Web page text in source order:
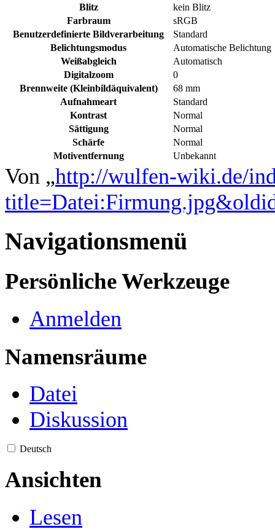
Blitz
kein Blitz
Farbraum
sRGB
Benutzerdefinierte Bildverarbeitung
Standard
Belichtungsmodus
Automatische Belichtung
Weißabgleich
Automatisch
Digitalzoom
0
Brennweite (Kleinbildäquivalent)
68 mm
Aufnahmeart
Standard
Kontrast
Normal
Sättigung
Normal
Schärfe
Normal
Motiventfernung
Unbekannt
Von „http://wulfen-wiki.de/
Navigationsmenü
Persönliche Werkzeuge
Anmelden
Namensräume
Datei
Diskussion
Deutsch
Ansichten
Lesen